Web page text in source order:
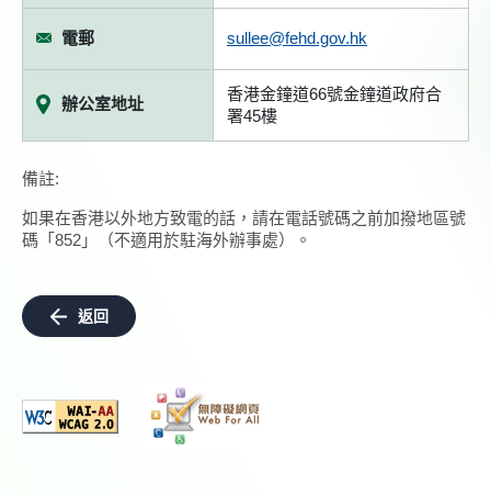
電郵 sullee@fehd.gov.hk
辦公室地址
香港金鐘道66號金鐘道政府合
署45樓
備註:
如果在香港以外地方致電的話，請在電話號碼之前加撥地區號
碼「852」（不適用於駐海外辦事處）。
返回